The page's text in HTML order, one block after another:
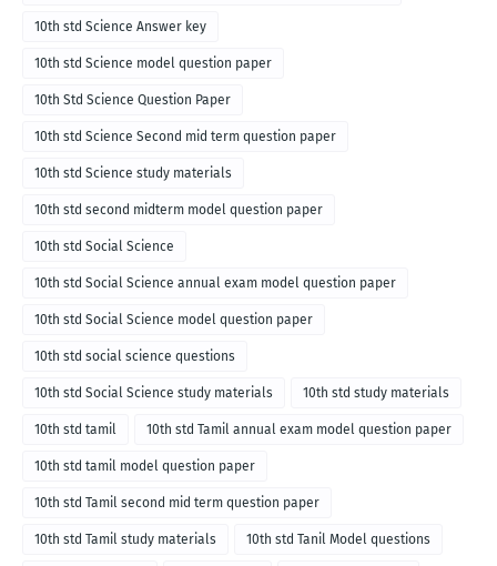
10th std Science Answer key
10th std Science model question paper
10th Std Science Question Paper
10th std Science Second mid term question paper
10th std Science study materials
10th std second midterm model question paper
10th std Social Science
10th std Social Science annual exam model question paper
10th std Social Science model question paper
10th std social science questions
10th std Social Science study materials 10th std study materials
10th std tamil 10th std Tamil annual exam model question paper
10th std tamil model question paper
10th std Tamil second mid term question paper
10th std Tamil study materials 10th std Tanil Model questions